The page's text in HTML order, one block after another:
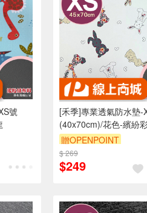
號
元
範圍
[禾季]專業透氣防水墊-
(40x70cm)/花色-繽紛
贈OPENPOINT
訂單滿 2000 元折抵
（運費不算在 2000
$ 269
$249